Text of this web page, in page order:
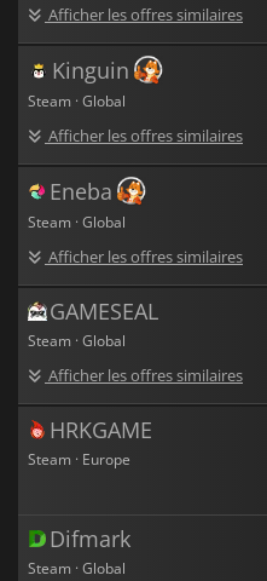
Où que vous soyez, faites
et courez vite pour sauver
Afficher les offres similaires
Kinguin
Steam · Global
Afficher les offres similaires
Eneba
Steam · Global
Afficher les offres similaires
GAMESEAL
Steam · Global
Afficher les offres similaires
HRKGAME
Steam · Europe
Difmark
Steam · Global